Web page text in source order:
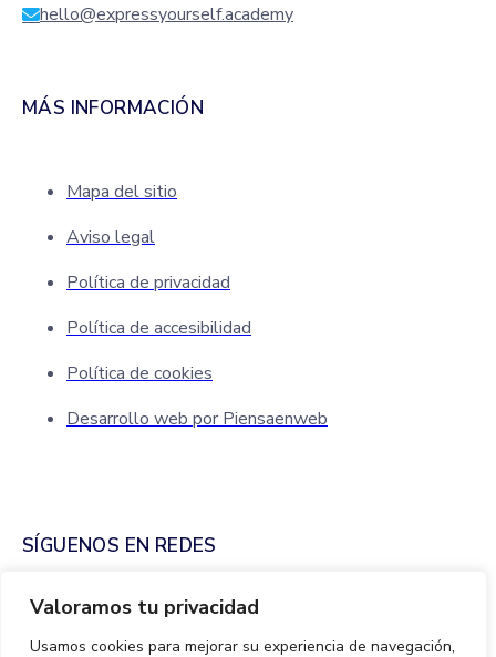
Valoramos tu privacidad
Usamos cookies para mejorar su experiencia de navegación,
hello@expressyourself.academy
MÁS INFORMACIÓN
Mapa del sitio
Aviso legal
Política de privacidad
Política de accesibilidad
Política de cookies
Desarrollo web por Piensaenweb
SÍGUENOS EN REDES